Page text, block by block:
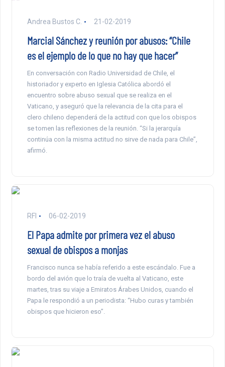
Andrea Bustos C. 21-02-2019
Marcial Sánchez y reunión por abusos: “Chile
es el ejemplo de lo que no hay que hacer”
En conversación con Radio Universidad de Chile, el
historiador y experto en Iglesia Católica abordó el
encuentro sobre abuso sexual que se realiza en el
Vaticano, y aseguró que la relevancia de la cita para el
clero chileno dependerá de la actitud con que los obispos
se tomen las reflexiones de la reunión. “Si la jerarquía
continúa con la misma actitud no sirve de nada para Chile”,
afirmó.
RFI 06-02-2019
El Papa admite por primera vez el abuso
sexual de obispos a monjas
Francisco nunca se había referido a este escándalo. Fue a
bordo del avión que lo traía de vuelta al Vaticano, este
martes, tras su viaje a Emiratos Árabes Unidos, cuando el
Papa le respondió a un periodista: “Hubo curas y también
obispos que hicieron eso”.